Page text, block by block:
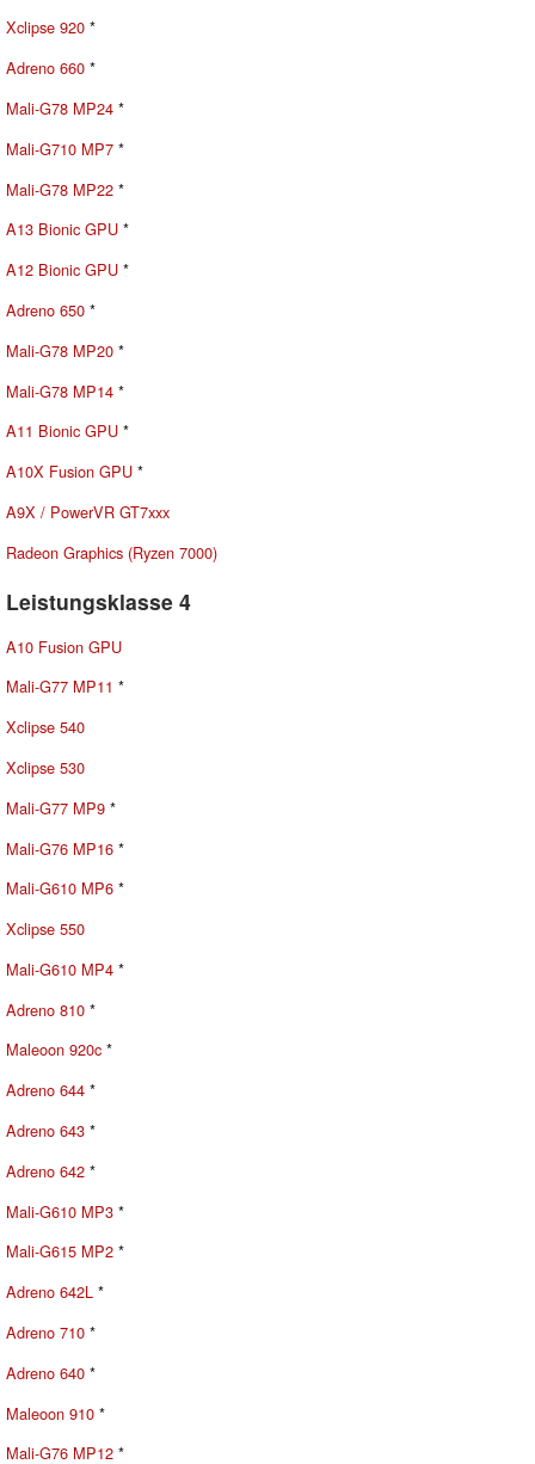
Xclipse 920 *
Adreno 660 *
Mali-G78 MP24 *
Mali-G710 MP7 *
Mali-G78 MP22 *
A13 Bionic GPU *
A12 Bionic GPU *
Adreno 650 *
Mali-G78 MP20 *
Mali-G78 MP14 *
A11 Bionic GPU *
A10X Fusion GPU *
A9X / PowerVR GT7xxx
Radeon Graphics (Ryzen 7000)
Leistungsklasse 4
A10 Fusion GPU
Mali-G77 MP11 *
Xclipse 540
Xclipse 530
Mali-G77 MP9 *
Mali-G76 MP16 *
Mali-G610 MP6 *
Xclipse 550
Mali-G610 MP4 *
Adreno 810 *
Maleoon 920c *
Adreno 644 *
Adreno 643 *
Adreno 642 *
Mali-G610 MP3 *
Mali-G615 MP2 *
Adreno 642L *
Adreno 710 *
Adreno 640 *
Maleoon 910 *
Mali-G76 MP12 *